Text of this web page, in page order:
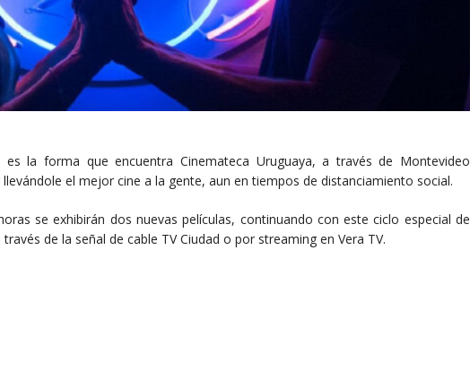
es la forma que encuentra Cinemateca Uruguaya, a través de Montevideo
llevándole el mejor cine a la gente, aun en tiempos de distanciamiento social.
se exhibirán dos nuevas películas, continuando con este ciclo especial de
de la señal de cable TV Ciudad o por streaming en Vera TV.